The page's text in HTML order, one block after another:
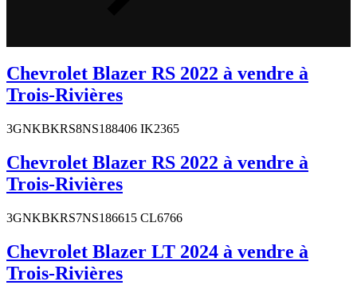
Chevrolet Blazer RS 2022 à vendre à
Trois-Rivières
3GNKBKRS8NS188406 IK2365
Chevrolet Blazer RS 2022 à vendre à
Trois-Rivières
3GNKBKRS7NS186615 CL6766
Chevrolet Blazer LT 2024 à vendre à
Trois-Rivières